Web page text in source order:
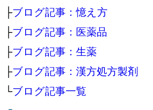
├ブログ記事：憶え方
├ブログ記事：医薬品
├ブログ記事：生薬
├ブログ記事：漢方処方製剤
└ブログ記事一覧